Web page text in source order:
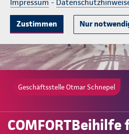
Impressum -
Zustimmen Nur
Geschäftsstelle Otmar Schnepel